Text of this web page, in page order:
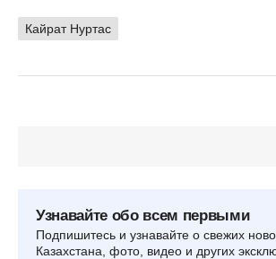
Кайрат Нуртас
Узнавайте обо всем первыми
Подпишитесь и узнавайте о свежих
Казахстана, фото, видео и других